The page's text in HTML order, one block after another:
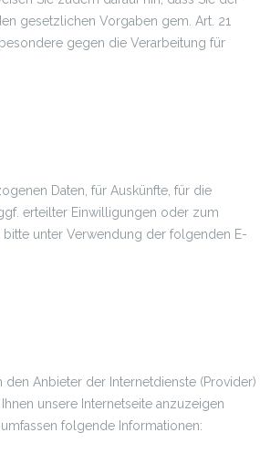
gesetzlichen Vorgaben gem. Art. 21
gegen die Verarbeitung für
Daten, für Auskünfte, für die
erteilter Einwilligungen oder zum
unter Verwendung der folgenden E-
Anbieter der Internetdienste (Provider)
unsere Internetseite anzuzeigen
folgende Informationen: